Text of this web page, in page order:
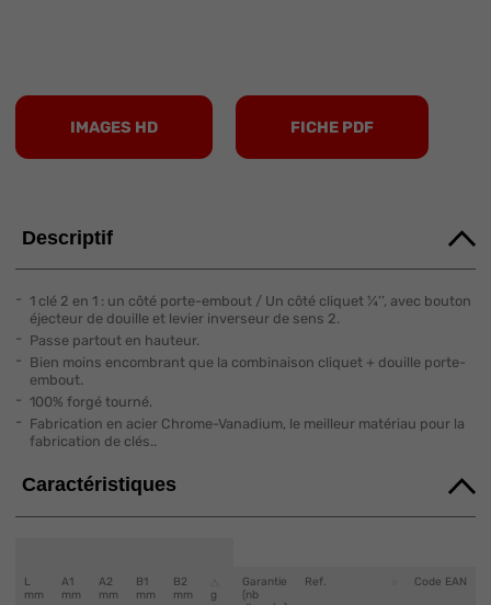
IMAGES HD FICHE PDF
Descriptif
1 clé 2 en 1 : un côté porte-embout / Un côté cliquet ¼’’, avec bouton
éjecteur de douille et levier inverseur de sens 2.
Passe partout en hauteur.
Bien moins encombrant que la combinaison cliquet + douille porte-
embout.
100% forgé tourné.
Fabrication en acier Chrome-Vanadium, le meilleur matériau pour la
fabrication de clés..
Caractéristiques
L
mm
A1
mm
A2
mm
B1
mm
B2
mm
g
Garantie
(nb
Ref. Code EAN